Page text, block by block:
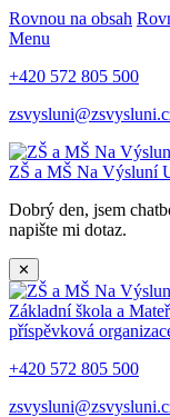
Rovnou na obsah
Menu
+420 572 805 500
ZŠ a MŠ Na Výsluní
Dobrý den, jsem
napište mi dotaz.
✕
Základní škola a
příspěvková
+420 572 805 500